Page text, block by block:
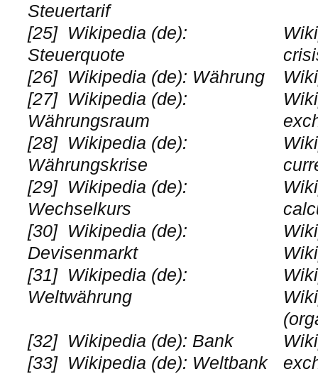
Steuertarif
[25] Wikipedia (de):
Steuerquote
[26] Wikipedia (de): Währung
[27] Wikipedia (de):
Währungsraum
[28] Wikipedia (de):
Währungskrise
[29] Wikipedia (de):
Wechselkurs
[30] Wikipedia (de):
Devisenmarkt
[31] Wikipedia (de):
Weltwährung
[32] Wikipedia (de): Bank
[33] Wikipedia (de): Weltbank